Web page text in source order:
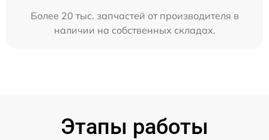
Более 20 тыс. запчастей от производителя в
наличии на собственных складах.
Этапы работы